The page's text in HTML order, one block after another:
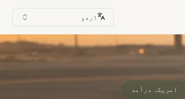
اردو
امریکہ درآمد